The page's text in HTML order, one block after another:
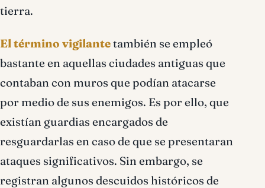
tierra.
El término vigilantetambién se empleó
bastante en aquellas ciudades antiguas que
contaban con muros que podían atacarse
por medio de sus enemigos. Es por ello, que
existían guardias encargados de
resguardarlas en caso de que se presentaran
ataques significativos. Sin embargo, se
registran algunos descuidos históricos de